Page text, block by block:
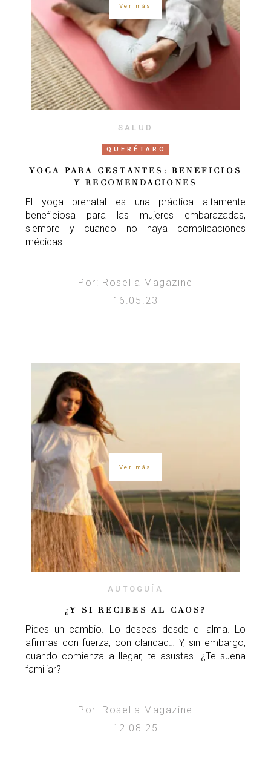
Ver más
SALUD
QUERÉTARO
YOGA PARA GESTANTES: BENEFICIOS
Y RECOMENDACIONES
El yoga prenatal es una práctica altamente
beneficiosa para las mujeres embarazadas,
siempre y cuando no haya complicaciones
médicas.
Por: Rosella Magazine
16.05.23
Ver más
AUTOGUÍA
¿Y SI RECIBES AL CAOS?
Pides un cambio. Lo deseas desde el alma. Lo
afirmas con fuerza, con claridad… Y, sin embargo,
cuando comienza a llegar, te asustas. ¿Te suena
familiar?
Por: Rosella Magazine
12.08.25